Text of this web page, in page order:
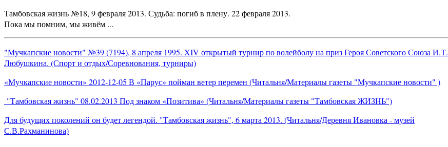
Тамбовская жизнь №18, 9 февраля 2013. Судьба: погиб в плену. 22 февраля 2013.
Пока мы помним, мы живём ...
"Мучкапские новости" №39 (7194), 8 апреля 1995. XIV открытый турнир по волейболу на приз Героя Советского Союза И.Т.
Любушкина. (Спорт и отдых/Соревнования, турниры)
«Мучкапские новости» 2012-12-05 В «Парус» пойман ветер перемен (Читальня/Материалы газеты "Мучкапские новости" )
"Тамбовская жизнь" 08.02.2013 Под знаком «Позитива» (Читальня/Материалы газеты "Тамбовская ЖИЗНЬ")
Для будущих поколений он будет легендой. "Тамбовская жизнь", 6 марта 2013. (Читальня/Деревня Ивановка - музей
С.В.Рахманинова)